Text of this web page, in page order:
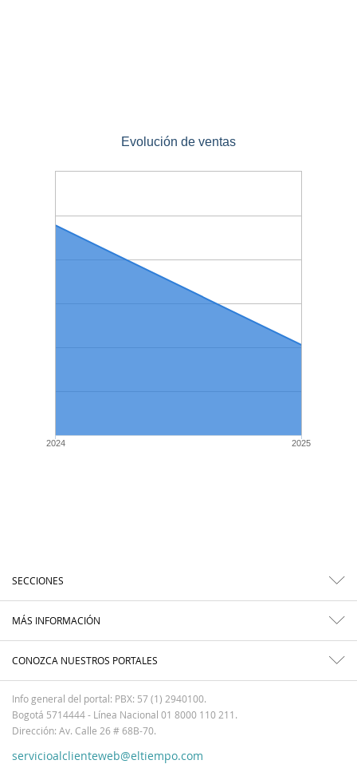
Evolución de ventas
2024 2025
SECCIONES
MÁS INFORMACIÓN
CONOZCA NUESTROS PORTALES
Info general del portal: PBX: 57 (1) 2940100.
Bogotá 5714444 - Línea Nacional 01 8000 110 211.
Dirección: Av. Calle 26 # 68B-70.
servicioalclienteweb@eltiempo.com